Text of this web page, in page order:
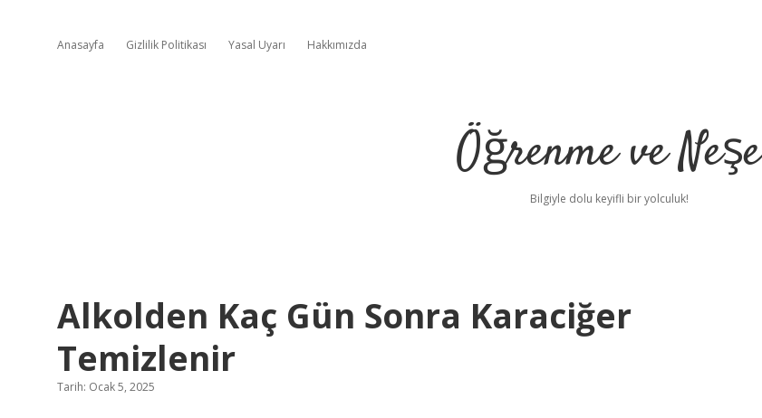
Anasayfa Gizlilik Politikası Yasal Uyarı Hakkımızda
Öğrenme ve Neşe
Bilgiyle dolu keyifli bir yolculuk!
Alkolden Kaç Gün Sonra Karaciğer
Temizlenir
Tarih: Ocak 5, 2025